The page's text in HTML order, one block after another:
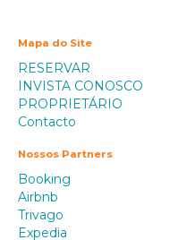
Mapa do Site
RESERVAR
INVISTA CONOSCO
PROPRIETÁRIO
Contacto
Nossos Partners
Booking
Airbnb
Trivago
Expedia